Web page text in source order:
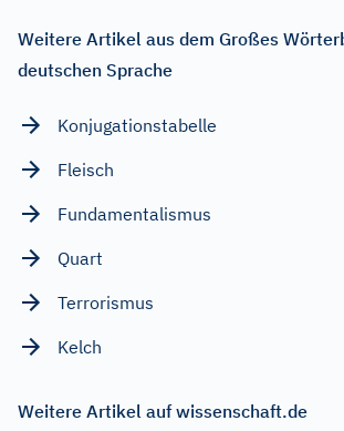
Weitere Artikel aus dem Großes
deutschen Sprache
Konjugationstabelle
Fleisch
Fundamentalismus
Quart
Terrorismus
Kelch
Weitere Artikel auf wissenschaft.de